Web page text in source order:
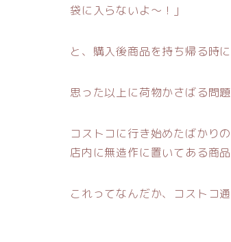
袋に入らないよ〜！」
と、購入後商品を持ち帰る時
思った以上に荷物かさばる問題
コストコに行き始めたばかり
店内に無造作に置いてある商
これってなんだか、コストコ